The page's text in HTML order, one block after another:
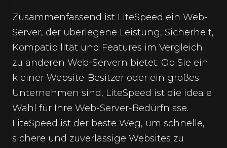
Zusammenfassend ist LiteSpeed ein Web-
Server, der überlegene Leistung, Sicherheit,
Kompatibilität und Features im Vergleich
zu anderen Web-Servern bietet. Ob Sie ein
kleiner Website-Besitzer oder ein großes
Unternehmen sind, LiteSpeed ist die ideale
Wahl für Ihre Web-Server-Bedürfnisse.
LiteSpeed ist der beste Weg, um schnelle,
sichere und zuverlässige Websites zu